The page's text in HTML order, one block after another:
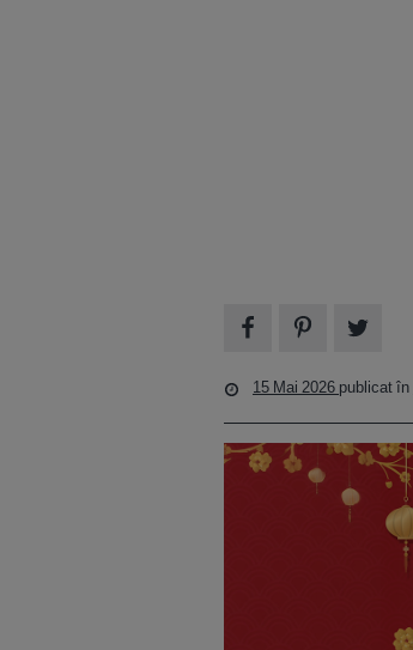
15 Mai 2026 publicat în